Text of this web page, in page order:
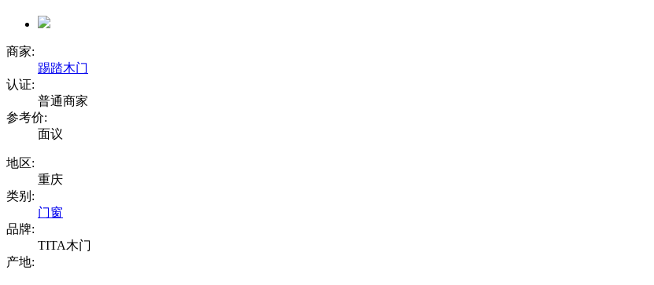
商家:
踢踏木门
认证:
普通商家
参考价:
面议
地区:
重庆
类别:
门窗
品牌:
TITA木门
产地: